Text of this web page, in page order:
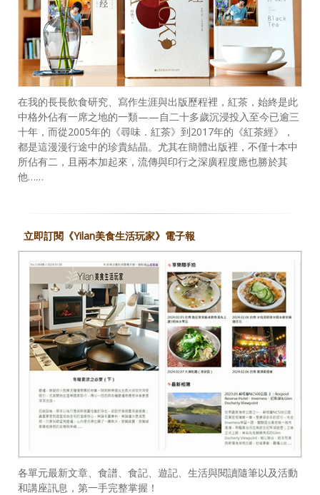
在我的長長飲食研究、寫作生涯與出版歷程裡，紅茶，始終是此
中格外佔有一席之地的一類——自二十多歲沉浸投入至今已逾三
十年，而從2005年的《尋味．紅茶》到2017年的《紅茶經》，
都是這漫漫行途中的珍貴結晶。尤其在簡體出版裡，不僅十本中
所佔有二，且兩本加起來，流傳與印行之深廣程度應也勝於其
他……
立即訂閱《Yilan美食生活玩家》電子報
各單元最新文章、食譜、食記、遊記、生活與閱讀隨筆以及活動
和講座訊息，第一手完整掌握！